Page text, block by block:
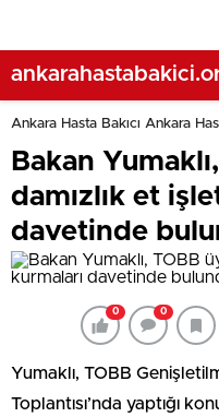
Ankara Hasta Bakıcı Ankara
Bakan
damızlık et
davetinde
0 0
Yumaklı, TOBB
Toplantısı’nda yaptığı